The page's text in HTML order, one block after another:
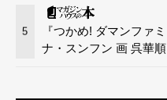
5
『つかめ! ダマンファ
ナ・スンフン 画 呉華